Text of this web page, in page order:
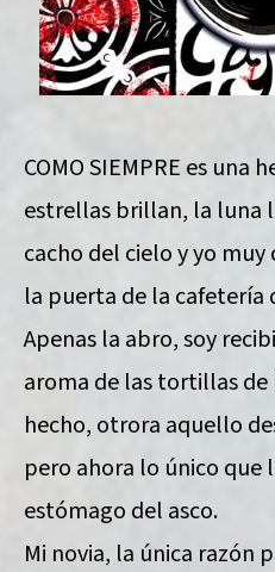
COMO SIEMPRE es una
estrellas brillan, la luna
cacho del cielo y yo
la puerta de la cafetería
Apenas la abro, soy
aroma de las tortillas de
hecho, otrora aquello
pero ahora lo único que
estómago del asco.
Mi novia, la única razón